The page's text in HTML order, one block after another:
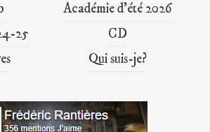
Académie d’été 2026
25
CD
Qui suis-je?